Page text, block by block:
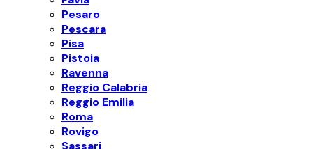
Pesaro
Pescara
Pisa
Pistoia
Ravenna
Reggio Calabria
Reggio Emilia
Roma
Rovigo
Sassari